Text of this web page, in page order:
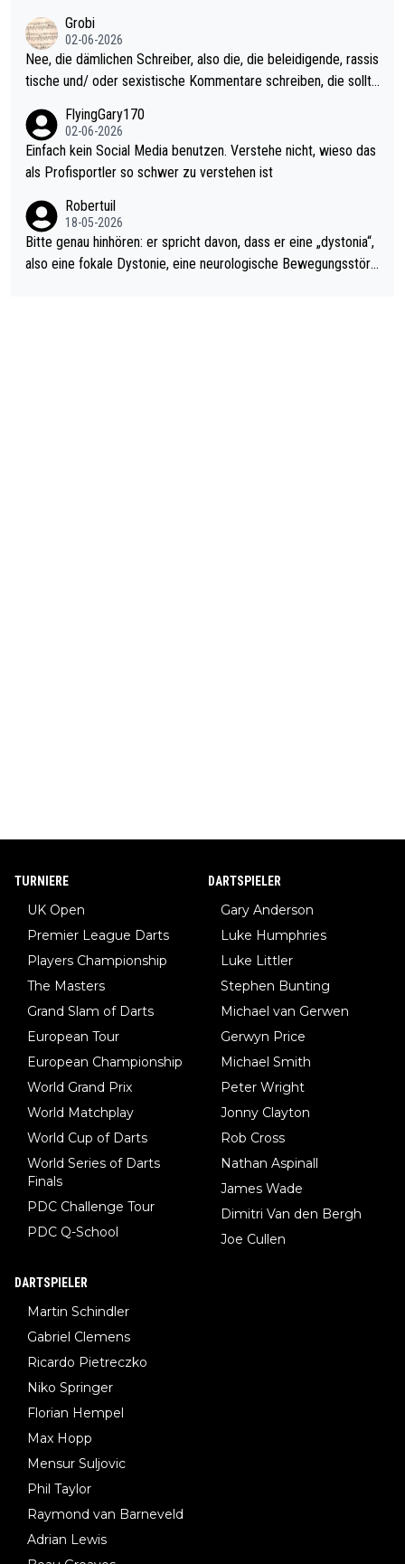
ohl wenig WDF Turniere spielen. Dies war bei Archie Self letzt
es Jahr der Fall. Er musste als amtierender Weltmeister durch
den Qualifier und ich glaube kaum, dass Mitchel sich das (in Ve
el hat.
Grobi
02-06-2026
Nee, die dämlichen Schreiber, also die, die beleidigende, rassis
tische und/ oder sexistische Kommentare schreiben, die sollte
s Leben in den Griff kriegen. Nur eins wundert mich: Luke Little
r war doch neulich erst derjenige, der über Social Media GvV p
rovoziert hat. Und Littlers Mutter schießt öfters mal gegen Ric
FlyingGary170
02-06-2026
Einfach kein Social Media benutzen. Verstehe nicht, wieso das
als Profisportler so schwer zu verstehen ist
Robertuil
18-05-2026
Bitte genau hinhören: er spricht davon, dass er eine „dystonia“,
also eine fokale Dystonie, eine neurologische Bewegungsstöru
TURNIERE
UK Open
Premier League Darts
Players Championship
The Masters
Grand Slam of Darts
European Tour
European Championship
World Grand Prix
World Matchplay
World Cup of Darts
World Series of Darts
Finals
PDC Challenge Tour
PDC Q-School
DARTSPIELER
Gary Anderson
Luke Humphries
Luke Littler
Stephen Bunting
Michael van Gerwen
Gerwyn Price
Michael Smith
Peter Wright
Jonny Clayton
Rob Cross
Nathan Aspinall
James Wade
Dimitri Van den Bergh
Joe Cullen
DARTSPIELER
Martin Schindler
Gabriel Clemens
Ricardo Pietreczko
Niko Springer
Florian Hempel
Max Hopp
Mensur Suljovic
Phil Taylor
Raymond van Barneveld
Adrian Lewis